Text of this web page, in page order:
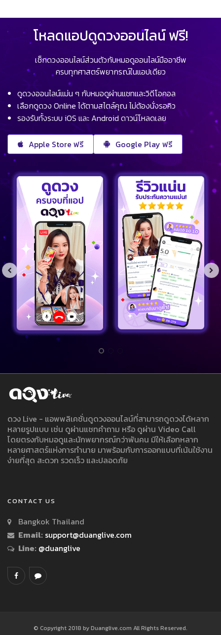
โหลดแอปดูดวงออนไลน์ ฟรี!
เช็กดวงออนไลน์ส่วนตัวกับหมอดูออนไลน์มืออาชีพ
ครบทุกศาสตร์พยากรณ์ในแอปเดียว
ดูดวงออนไลน์แม่น ๆ กับหมอดูผ่านแชทและวิดีโอคอล
เลือกดูดวง Online ได้ตามสไตล์คุณ ไม่ต้องนั่งรอคิว
รองรับทั้งระบบ iOS และ Android ดาวน์โหลดเลย
Apple Store ฟรี Google Play ฟรี
ดวง Live - แอพพลิเคชั่นดูดวงออนไลน์ที่สามารถดูดวงได้หลาก
หลายรูปแบบ เช่น ดูผ่านแชทคำถาม หรือ ดูผ่าน Video Call
โดยตรงกับหมอดูและนักพยากรณ์กว่าพันคน มีให้เลือกหลาก
หลายศาสตร์แห่งการทำนาย มาพร้อมกับการออกแบบที่เน้นใช้งาน
ง่ายที่สุด สะดวก รวดเร็ว และปลอดภัย
CONTACT US
Bangkok Thailand
Email: support@duanglive.com
Line: @duanglive
© Copyright 2018 by Duanglive.com All Rights Reserved.